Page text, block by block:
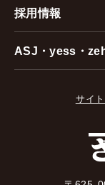
採用情報
ASJ・yess・
サイ